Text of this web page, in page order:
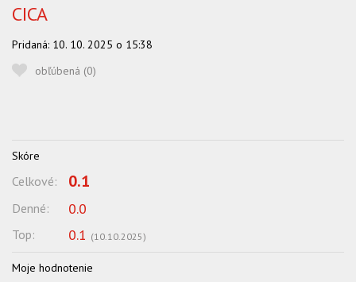
KALENDÁR AKCIÍ
CICA
Pridaná: 10. 10. 2025 o 15:38
obľúbená (0)
Skóre
Celkové: 0.1
Denné: 0.0
Top: 0.1 (10.10.2025)
Moje hodnotenie